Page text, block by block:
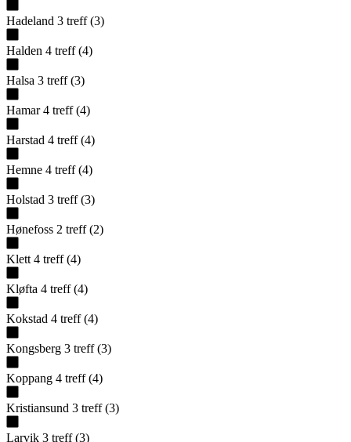
Hadeland 3 treff (3)
Halden 4 treff (4)
Halsa 3 treff (3)
Hamar 4 treff (4)
Harstad 4 treff (4)
Hemne 4 treff (4)
Holstad 3 treff (3)
Hønefoss 2 treff (2)
Klett 4 treff (4)
Kløfta 4 treff (4)
Kokstad 4 treff (4)
Kongsberg 3 treff (3)
Koppang 4 treff (4)
Kristiansund 3 treff (3)
Larvik 3 treff (3)